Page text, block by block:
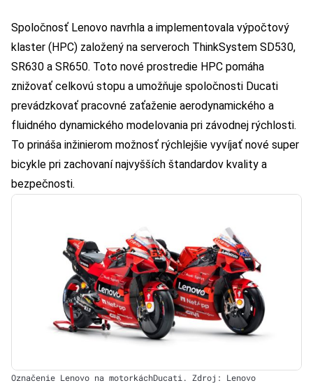
Spoločnosť Lenovo navrhla a implementovala výpočtový
klaster (HPC) založený na serveroch ThinkSystem SD530,
SR630 a SR650. Toto nové prostredie HPC pomáha
znižovať celkovú stopu a umožňuje spoločnosti Ducati
prevádzkovať pracovné zaťaženie aerodynamického a
fluidného dynamického modelovania pri závodnej rýchlosti.
To prináša inžinierom možnosť rýchlejšie vyvíjať nové super
bicykle pri zachovaní najvyšších štandardov kvality a
bezpečnosti.
Označenie Lenovo na motorkáchDucati. Zdroj: Lenovo